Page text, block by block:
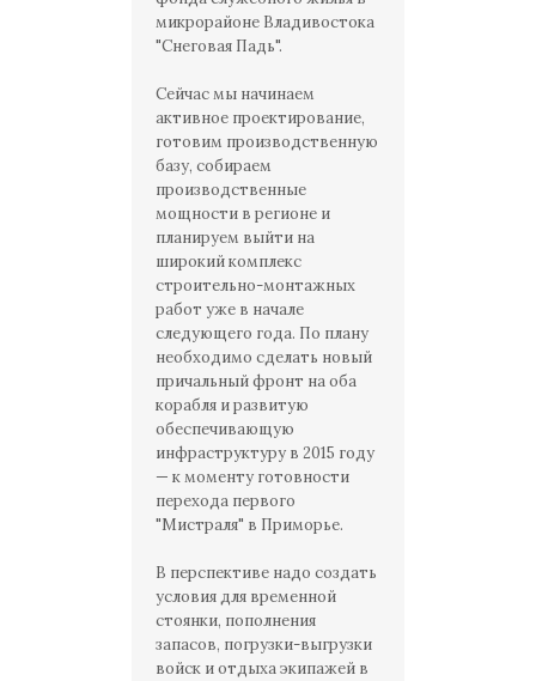
микрорайоне Владивостока
"Снеговая Падь".
Сейчас мы начинаем
активное проектирование,
готовим производственную
базу, собираем
производственные
мощности в регионе и
планируем выйти на
широкий комплекс
строительно-монтажных
работ уже в начале
следующего года. По плану
необходимо сделать новый
причальный фронт на оба
корабля и развитую
обеспечивающую
инфраструктуру в 2015 году
— к моменту готовности
перехода первого
"Мистраля" в Приморье.
В перспективе надо создать
условия для временной
стоянки, пополнения
запасов, погрузки-выгрузки
войск и отдыха экипажей в